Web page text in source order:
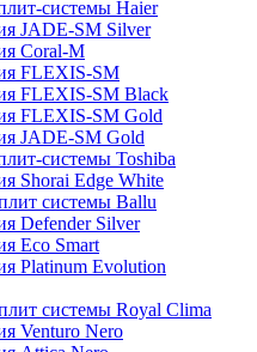
системы Haier
JADE-SM Silver
Coral-M
FLEXIS-SM
FLEXIS-SM Black
FLEXIS-SM Gold
JADE-SM Gold
системы Toshiba
Shorai Edge White
системы Ballu
Defender Silver
Eco Smart
Platinum Evolution
системы Royal Clima
Venturo Nero